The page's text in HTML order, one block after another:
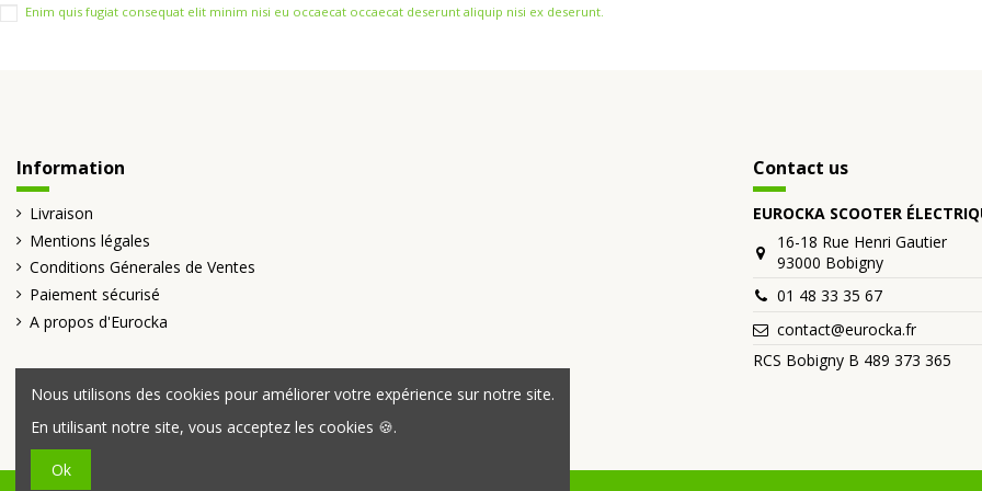
Enim quis fugiat consequat elit minim nisi eu occaecat occaecat deserunt aliquip nisi ex deserunt.
Information
Livraison
Mentions légales
Conditions Génerales de Ventes
Paiement sécurisé
A propos d'Eurocka
Contact us
EUROCKA SCOOTER
16-18 Rue Henri Gautier
93000 Bobigny
01 48 33 35 67
contact@eurocka.fr
RCS Bobigny B 489 373 365
Nous utilisons des cookies pour améliorer votre expérience sur notre site.
En utilisant notre site, vous acceptez les cookies 🍪.
Ok